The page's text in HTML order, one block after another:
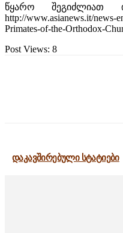
წყარო შეგიძლიათ
http://www.asianews.it/news-
Primates-of-the-Orthodox-
Post Views: 8
დაკავშირებული სტატიები